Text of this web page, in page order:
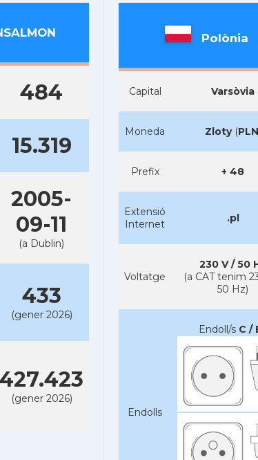
484
15.319
2005-
09-11
(a Dublin)
433
(gener 2026)
427.423
(gener 2026)
Polònia
Capital Varsòvia
Moneda Zloty(PLN
Prefix + 48
Extensió
Internet
.pl
Voltatge
230 V / 50
(a CAT tenim
50 Hz)
Endolls
Endoll/s C /